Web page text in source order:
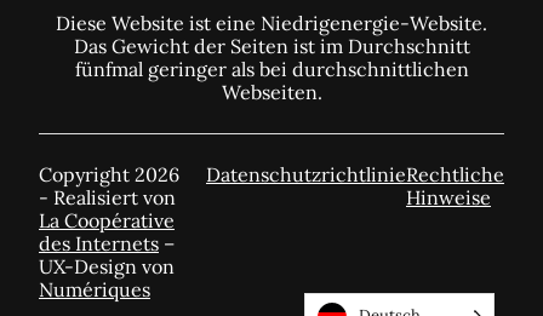
Diese Website ist eine Niedrigenergie-Website.
Das Gewicht der Seiten ist im Durchschnitt
fünfmal geringer als bei durchschnittlichen
Webseiten.
Copyright 2026
- Realisiert von
La Coopérative
des Internets –
UX-Design von
Numériques
DatenschutzrichtlinieRechtliche
Hinweise